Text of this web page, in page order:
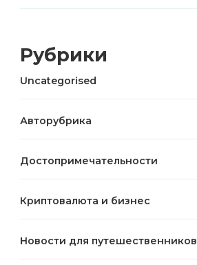
Рубрики
Uncategorised
Авторубрика
Достопримечательности
Криптовалюта и бизнес
Новости для путешественников